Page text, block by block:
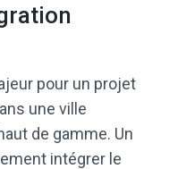
pour un projet
une ville
de gamme. Un
intégrer le